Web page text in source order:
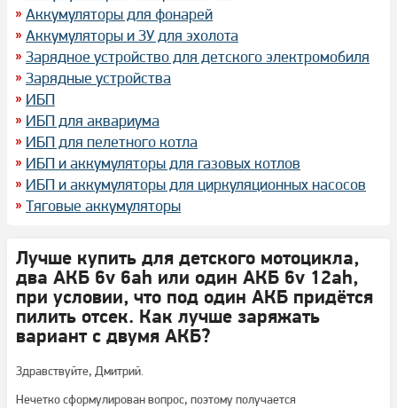
Аккумуляторы для фонарей
Аккумуляторы и ЗУ для эхолота
Зарядное устройство для детского электромобиля
Зарядные устройства
ИБП
ИБП для аквариума
ИБП для пелетного котла
ИБП и аккумуляторы для газовых котлов
ИБП и аккумуляторы для циркуляционных насосов
Тяговые аккумуляторы
Лучше купить для детского мотоцикла,
два АКБ 6v 6ah или один АКБ 6v 12ah,
при условии, что под один АКБ придётся
пилить отсек. Как лучше заряжать
вариант с двумя АКБ?
Здравствуйте, Дмитрий.
Нечетко сформулирован вопрос, поэтому получается